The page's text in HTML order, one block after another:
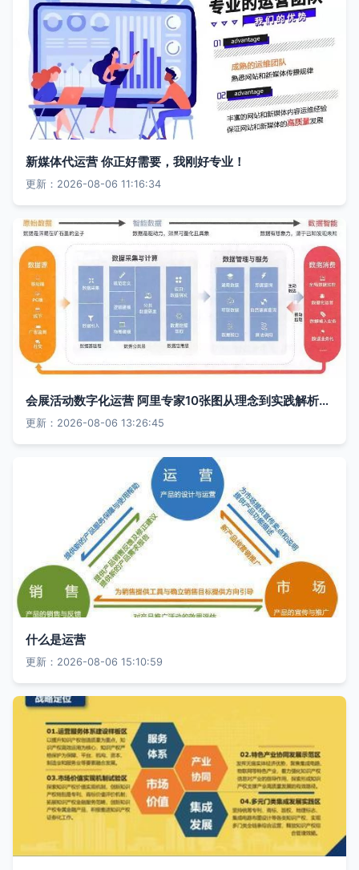
新媒体代运营 你正好需要，我刚好专业！
更新：2026-08-06 11:16:34
会展活动数字化运营 阿里专家10张图从理念到实践解析数据中台与运营服务
更新：2026-08-06 13:26:45
什么是运营
更新：2026-08-06 15:10:59